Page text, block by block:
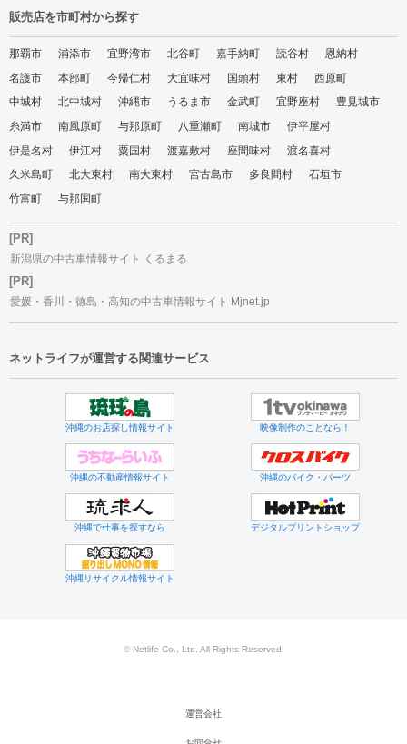
販売店を市町村から探す
那覇市 浦添市 宜野湾市 北谷町 嘉手納町 読谷村
恩納村
名護市
本部町 今帰仁村 大宜味村 国頭村 東村
西原町
中城村
北中城村 沖縄市 うるま市 金武町 宜野座村
豊見城市
糸満市
南風原町 与那原町 八重瀬町 南城市
伊平屋村
伊是名村
伊江村 粟国村 渡嘉敷村 座間味村
渡名喜村
久米島町
北大東村 南大東村 宮古島市 多良間村
石垣市
竹富町
与那国町
[PR]
新潟県の中古車情報サイト くるまる
[PR]
愛媛・香川・徳島・高知の中古車情報サイト Mjnet.jp
ネットライフが運営する関連サービス
沖縄のお店探し情報サイト 映像制作のことなら！
沖縄の不動産情報サイト 沖縄のバイク・パーツ
沖縄で仕事を探すなら デジタルプリントショップ
沖縄リサイクル情報サイト
© Netlife Co., Ltd. All Rights Reserved.
運営会社